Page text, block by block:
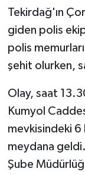
Tekirdağ'ın
giden polis
polis
şehit olurken,
Olay, saat
Kumyol
mevkisindeki 6
meydana
Şube